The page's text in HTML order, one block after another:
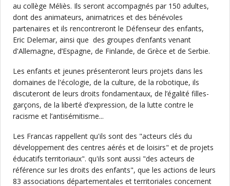
au collège Méliès. Ils seront accompagnés par 150 adultes,
dont des animateurs, animatrices et des bénévoles
partenaires et ils rencontreront le Défenseur des enfants,
Eric Delemar, ainsi que des groupes d’enfants venant
d'Allemagne, d’Espagne, de Finlande, de Grèce et de Serbie.
Les enfants et jeunes présenteront leurs projets dans les
domaines de l'écologie, de la culture, de la robotique, ils
discuteront de leurs droits fondamentaux, de l’égalité filles-
garçons, de la liberté d’expression, de la lutte contre le
racisme et l’antisémitisme...
Les Francas rappellent qu'ils sont des "acteurs clés du
développement des centres aérés et de loisirs" et de projets
éducatifs territoriaux". qu'ils sont aussi "des acteurs de
référence sur les droits des enfants", que les actions de leurs
83 associations départementales et territoriales concernent